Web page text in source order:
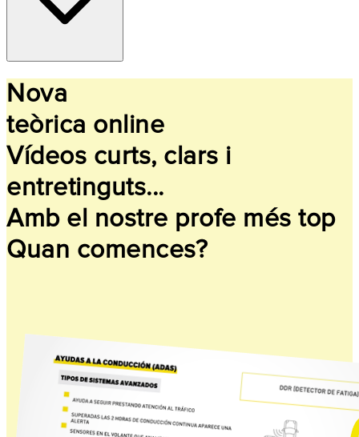
Nova
teòrica online
Vídeos curts, clars i
entretinguts...
Amb el nostre profe més top
Quan comences?